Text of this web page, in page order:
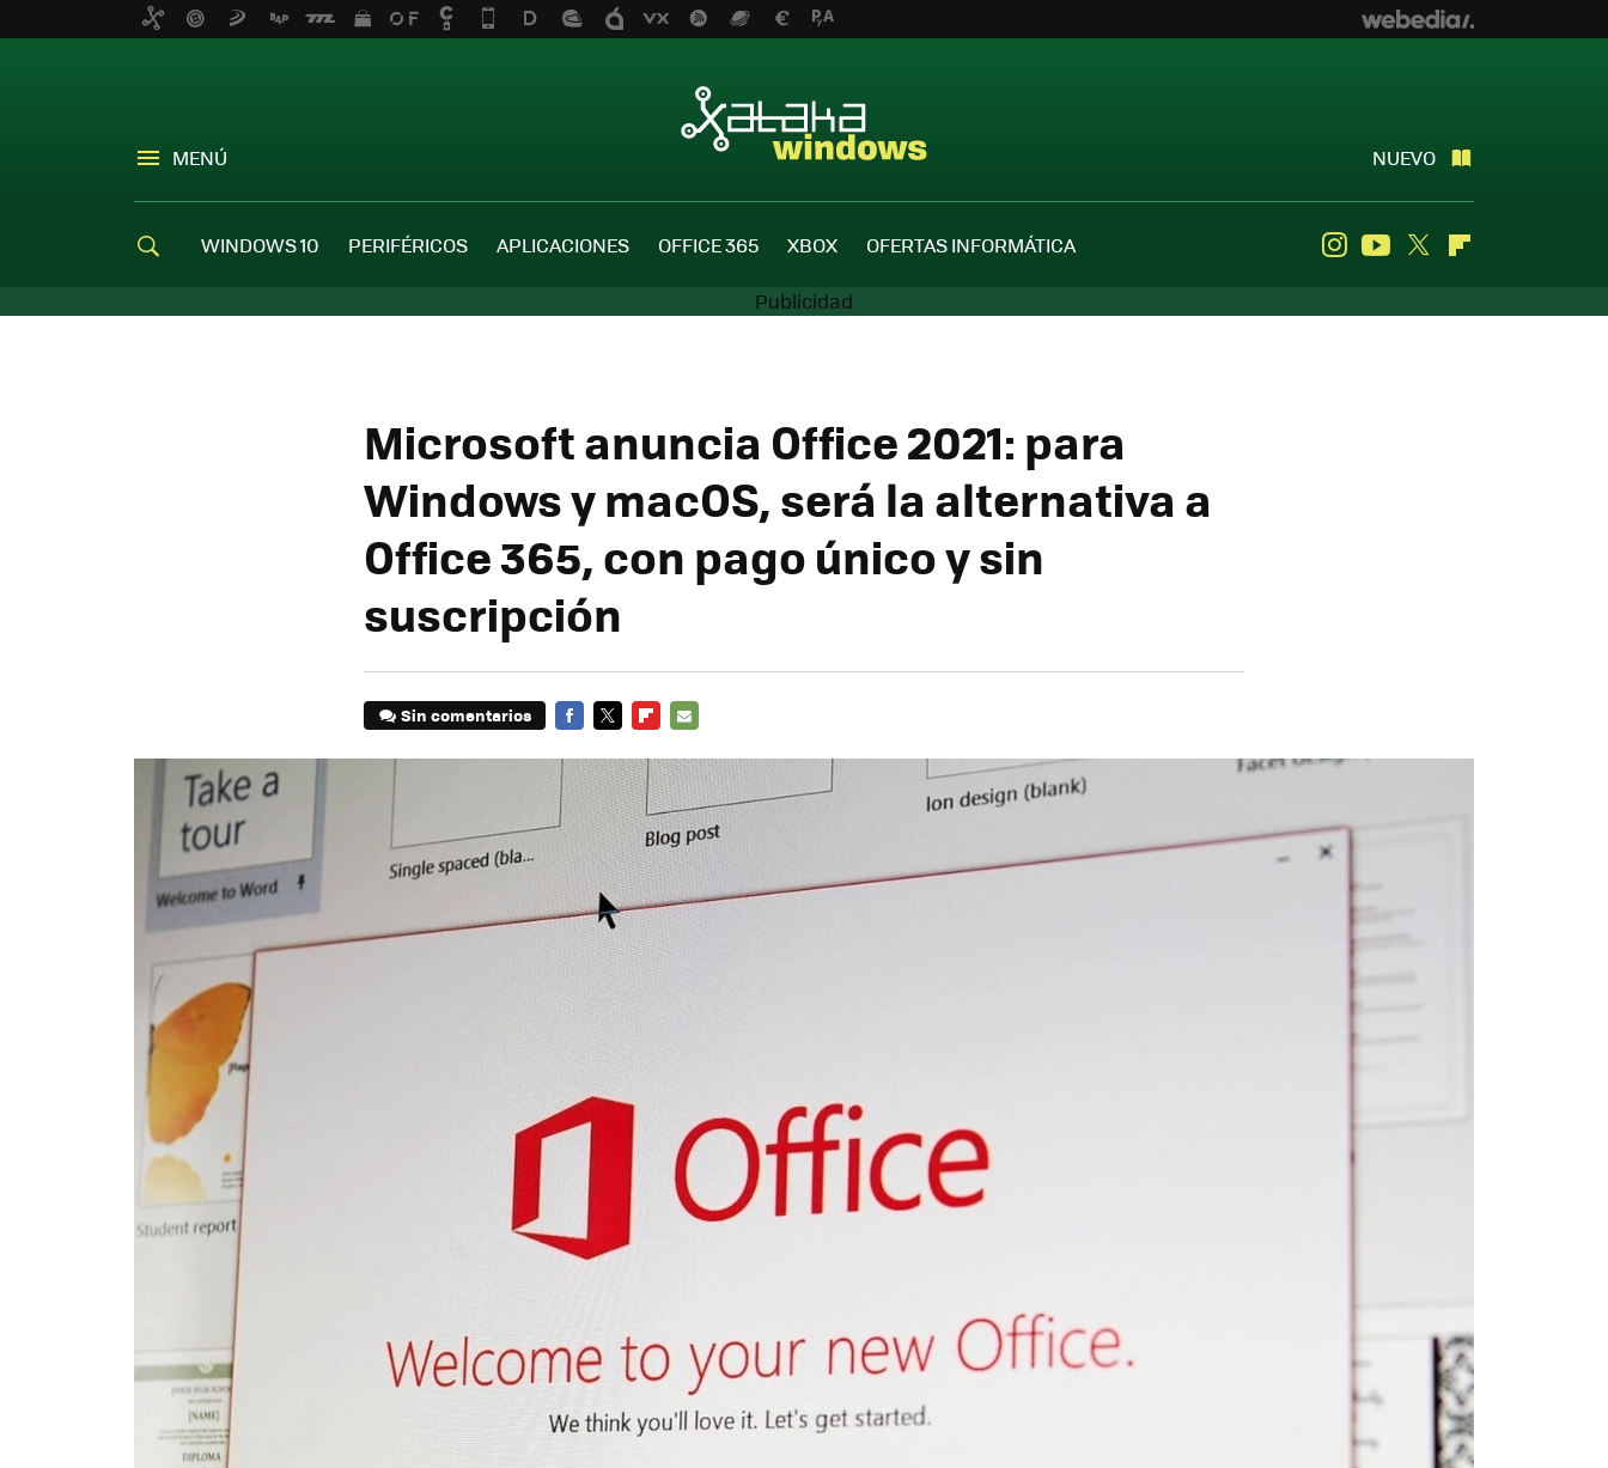
MENÚ NUEVO
WINDOWS 10 PERIFÉRICOS APLICACIONES OFFICE 365 XBOX OFERTAS INFORMÁTICA InstagramYoutube
Twitter
Microsoft anuncia Office 2021: para
Windows y macOS, será la alternativa a
Office 365, con pago único y sin
suscripción
Sin comentarios
MAIL